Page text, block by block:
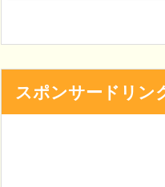
スポンサードリン